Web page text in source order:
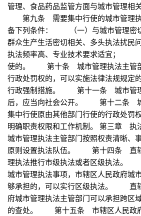
管理、食品药品监管方面与城市管理相
第九条 需要集中行使的城市管理执
备下列条件： （一）与城市管理
群众生产生活密切相关、多头执法扰
执法频率高、专业技术要求适宜；
使的。 第十条 城市管理执法主管部
行政处罚权的，可以实施法律法规规定
行政强制措施。 第十一条 城市管理
后，应当向社会公开。 第十二条 城
集中行使原由其他部门行使的行政处罚
明确职责权限和工作机制。 第三章
城市管理执法主管部门按照权责清晰、
原则设置执法队伍。 第十四条 直辖
理执法推行市级执法或者区级执法。
城市管理执法事项，市辖区人民政府城
够承担的，可以实行区级执法。 直
府城市管理执法主管部门可以承担跨区
的查处。 第十五条 市辖区人民政府